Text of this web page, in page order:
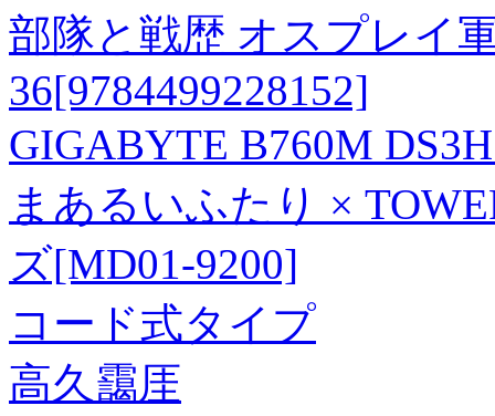
部隊と戦歴 オスプレイ
36[9784499228152]
GIGABYTE B760M
まあるいふたり ×
ズ[MD01-9200]
コード式タイプ
高久靄厓